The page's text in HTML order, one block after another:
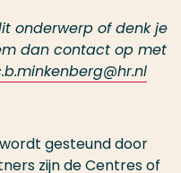
onderwerp of denk je
dan contact op met
gesteund door
zijn de Centres of